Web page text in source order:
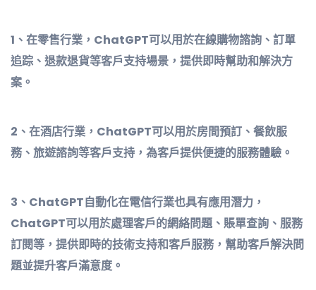
1、在零售行業，ChatGPT可以用於在線購物諮詢、訂單
追踪、退款退貨等客戶支持場景，提供即時幫助和解決方
案。
2、在酒店行業，ChatGPT可以用於房間預訂、餐飲服
務、旅遊諮詢等客戶支持，為客戶提供便捷的服務體驗。
3、ChatGPT自動化在電信行業也具有應用潛力，
ChatGPT可以用於處理客戶的網絡問題、賬單查詢、服務
訂閱等，提供即時的技術支持和客戶服務，幫助客戶解決問
題並提升客戶滿意度。